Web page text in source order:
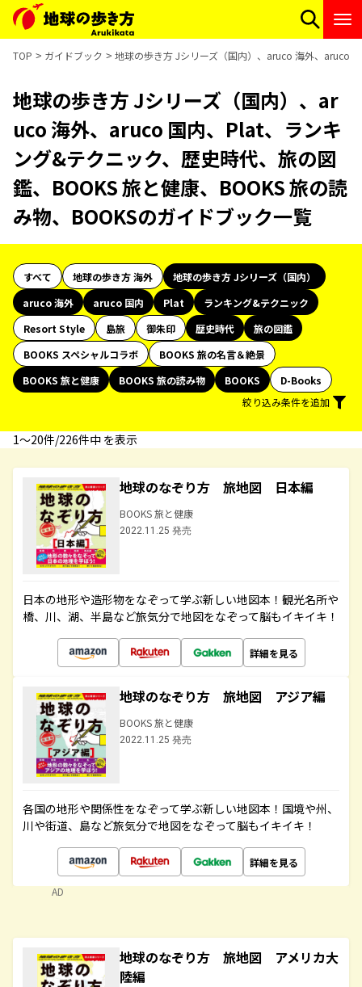
TOP ガイドブック 地球の歩き方 Jシリーズ（国内）、aruco 海外、aruco
地球の歩き方 Jシリーズ（国内）、ar
uco 海外、aruco 国内、Plat、ランキ
ング&テクニック、歴史時代、旅の図
鑑、BOOKS 旅と健康、BOOKS 旅の読
み物、BOOKSのガイドブック一覧
すべて 地球の歩き方 海外
地球の歩き方 Jシリーズ（国内）
aruco 海外
aruco 国内 Plat
ランキング&テクニック
Resort Style
島旅 御朱印 歴史時代
旅の図鑑
BOOKS スペシャルコラボ
BOOKS 旅の名言＆絶景
BOOKS 旅と健康
BOOKS 旅の読み物 BOOKS
D-Books
絞り込み条件を追加
1〜20件/226件中 を表示
地球のなぞり方 旅地図 日本編
BOOKS 旅と健康
2022.11.25 発売
日本の地形や造形物をなぞって学ぶ新しい地図本！観光名所や
橋、川、湖、半島など旅気分で地図をなぞって脳もイキイキ！
詳細を見る
地球のなぞり方 旅地図 アジア編
BOOKS 旅と健康
2022.11.25 発売
各国の地形や関係性をなぞって学ぶ新しい地図本！国境や州、
川や街道、島など旅気分で地図をなぞって脳もイキイキ！
詳細を見る
AD
地球のなぞり方 旅地図 アメリカ大
陸編